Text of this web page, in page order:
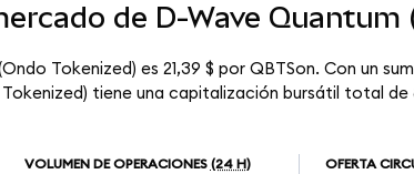
de D-Wave Quantum
Tokenized) es 21,39 $ por QBTSon. Con un
tiene una capitalización bursátil total de
VOLUMEN DE OPERACIONES (24 H) OFERTA